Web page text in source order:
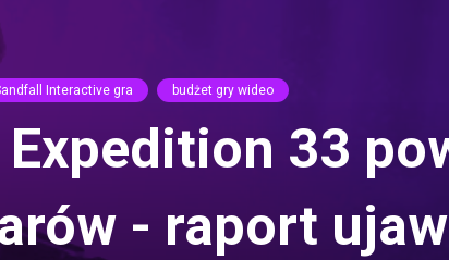
Interactive gra budżet gry wideo
33
- raport